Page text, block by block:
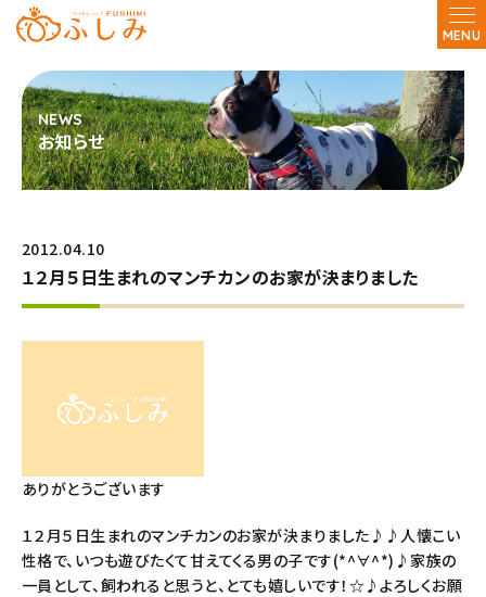
MENU
お知らせ
2012.04.10
１２月５日生まれのマンチカンのお家が決まりました
ありがとうございます
１２月５日生まれのマンチカンのお家が決まりました♪♪人懐こい
性格で、いつも遊びたくて甘えてくる男の子です(*^∀^*)♪家族の
一員として、飼われると思うと、とても嬉しいです！☆♪よろしくお願